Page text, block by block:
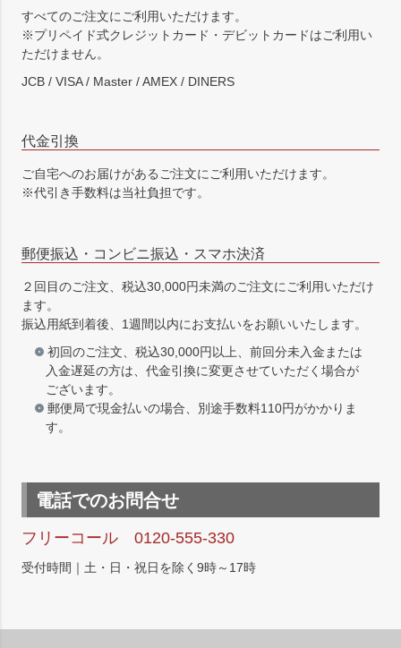
すべてのご注文にご利用いただけます。
※プリペイド式クレジットカード・デビットカードはご利用い
ただけません。
JCB / VISA / Master / AMEX / DINERS
代金引換
ご自宅へのお届けがあるご注文にご利用いただけます。
※代引き手数料は当社負担です。
郵便振込・コンビニ振込・スマホ決済
２回目のご注文、税込30,000円未満のご注文にご利用いただけ
ます。
振込用紙到着後、1週間以内にお支払いをお願いいたします。
初回のご注文、税込30,000円以上、前回分未入金または
入金遅延の方は、代金引換に変更させていただく場合が
ございます。
郵便局で現金払いの場合、別途手数料110円がかかりま
す。
電話でのお問合せ
フリーコール 0120-555-330
受付時間｜土・日・祝日を除く9時～17時